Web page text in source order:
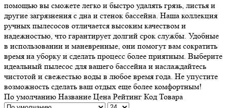
помощью вы сможете легко и быстро удалять грязь, листья и
другие загрязнения с дна и стенок бассейна. Наша коллекция
ручных пылесосов отличается высоким качеством и
надежностью, что гарантирует долгий срок службы. Удобные
в использовании и маневренные, они помогут вам сократить
время на уборку и сделать процесс более приятным. Выберите
идеальный пылесос для вашего бассейна и наслаждайтесь
чистотой и свежестью воды в любое время года. Не упустите
возможность сделать ваш отдых еще более комфортным!
По умолчанию Название Цена Рейтинг Код Товара